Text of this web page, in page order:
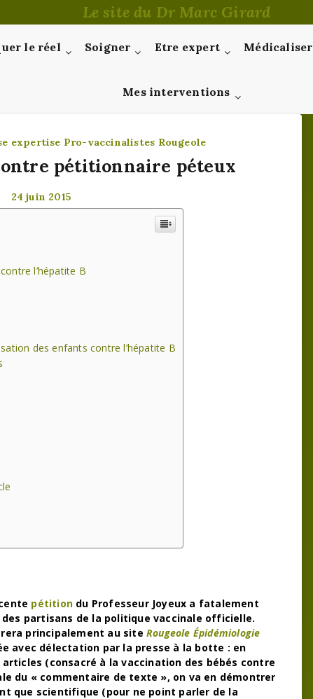
Le site du Dr Marc Girard
le réel Soigner Etre expert Médicaliser
Mes interventions
expertise Pro-vaccinalistes Rougeole
pétitionnaire péteux
24 juin 2015
l’hépatite B
des enfants contre l’hépatite B
pétition du Professeur Joyeux a fatalement
partisans de la politique vaccinale officielle.
principalement au siteRougeole Épidémiologie
avec délectation par la presse à la botte : en
(consacré à la vaccination des bébés contre
du « commentaire de texte », on va en démontrer
que scientifique (pour ne point parler de la